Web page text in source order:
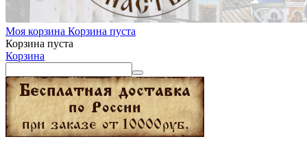
Моя корзина Корзина пуста
Корзина пуста
Корзина